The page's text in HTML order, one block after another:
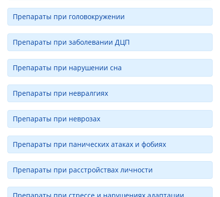
Препараты при головокружении
Препараты при заболевании ДЦП
Препараты при нарушении сна
Препараты при невралгиях
Препараты при неврозах
Препараты при панических атаках и фобиях
Препараты при расстройствах личности